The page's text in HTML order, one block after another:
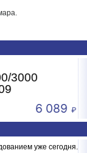
уже сегодня.
3000
6 089